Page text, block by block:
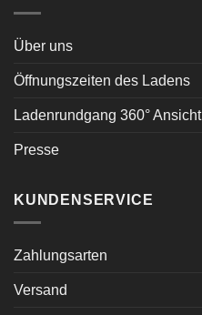
Über uns
Öffnungszeiten des Ladens
Ladenrundgang 360° Ansicht
Presse
KUNDENSERVICE
Zahlungsarten
Versand